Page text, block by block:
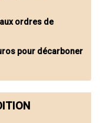
ordres de
pour décarboner